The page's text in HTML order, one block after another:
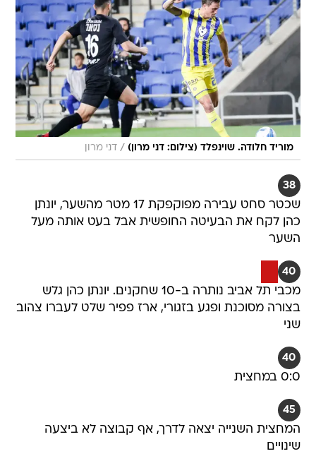
מוריד חלודה. שוינפלד (צילום: דני מרון) / דני מרון
38
שכטר סחט עבירה מפוקפקת 17 מטר מהשער, יונתן
כהן לקח את הבעיטה החופשית אבל בעט אותה מעל
השער
40
מכבי תל אביב נותרה ב-10 שחקנים. יונתן כהן גלש
בצורה מסוכנת ופגע בזגורי, ארז פפיר שלט לעברו צהוב
שני
40
0:0 במחצית
45
המחצית השנייה יצאה לדרך, אף קבוצה לא ביצעה
שינויים